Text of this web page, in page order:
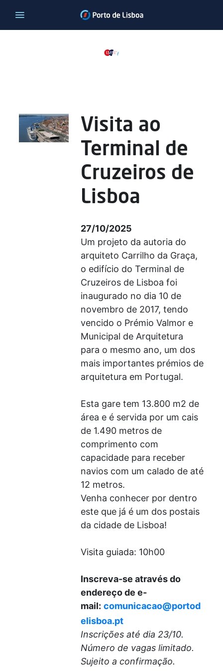
Visita ao
Terminal de
Cruzeiros de
Lisboa
27/10/2025
Um projeto da autoria do
arquiteto Carrilho da Graça,
o edifício do Terminal de
Cruzeiros de Lisboa foi
inaugurado no dia 10 de
novembro de 2017, tendo
vencido o Prémio Valmor e
Municipal de Arquitetura
para o mesmo ano, um dos
mais importantes prémios de
arquitetura em Portugal.
Esta gare tem 13.800 m2 de
área e é servida por um cais
de 1.490 metros de
comprimento com
capacidade para receber
navios com um calado de até
12 metros.
Venha conhecer por dentro
este que já é um dos postais
da cidade de Lisboa!
Visita guiada: 10h00
Inscreva-se através do
endereço de e-
mail: comunicacao@portod
elisboa.pt
Inscrições até dia 23/10.
Número de vagas limitado.
Sujeito a confirmação.